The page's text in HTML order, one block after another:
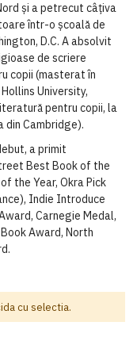
și a petrecut câțiva
într-o școală de
D.C. A absolvit
de scriere
copii (masterat în
University,
pentru copii, la
din Cambridge).
a primit
Best Book of the
the Year, Okra Pick
Indie Introduce
Carnegie Medal,
Award, North
cu selectia.